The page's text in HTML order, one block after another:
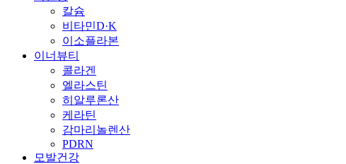
칼슘
비타민D·K
이소플라본
이너뷰티
콜라겐
엘라스틴
히알루론산
케라틴
감마리놀렌산
PDRN
모발건강